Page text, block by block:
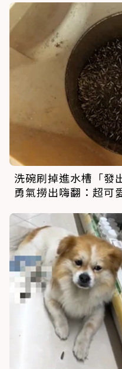
洗碗刷掉進水槽「發
勇氣撈出嗨翻：超可